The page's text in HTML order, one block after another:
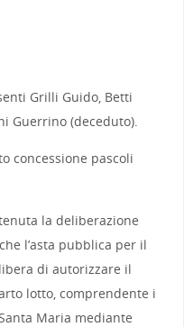
Grilli Guido, Betti
Guerrino (deceduto).
concessione pascoli
la deliberazione
l’asta pubblica per il
di autorizzare il
lotto, comprendente i
Maria mediante